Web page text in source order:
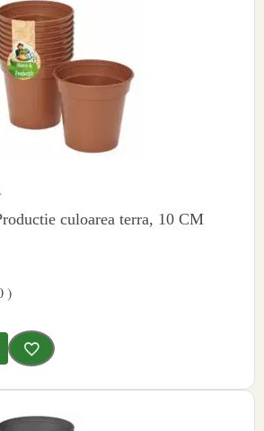
culoarea terra, 10 CM
)